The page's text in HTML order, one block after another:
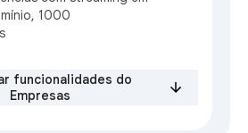
1000
funcionalidades do
Empresas